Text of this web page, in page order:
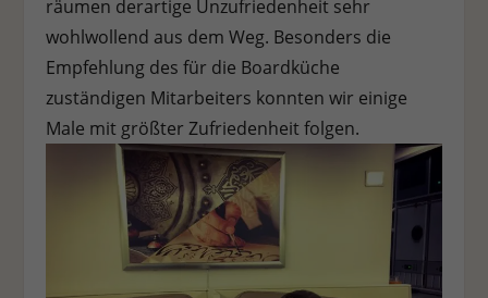
räumen derartige Unzufriedenheit sehr
wohlwollend aus dem Weg. Besonders die
Empfehlung des für die Boardküche
zuständigen Mitarbeiters konnten wir einige
Male mit größter Zufriedenheit folgen.